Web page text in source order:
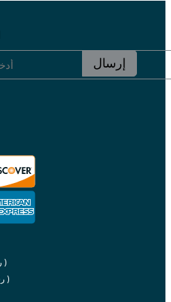
إرسال
+1 833 909 2966 ( رقم مجاني )
+44 808 502 0280 (رقم مجاني )